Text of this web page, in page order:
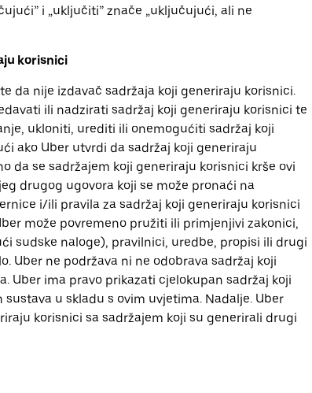
i „uključiti” znače „uključujući, ali ne
korisnici
da nije izdavač sadržaja koji generiraju korisnici.
ili nadzirati sadržaj koji generiraju korisnici te
ukloniti, urediti ili onemogućiti sadržaj koji
ako Uber utvrdi da sadržaj koji generiraju
da se sadržajem koji generiraju korisnici krše ovi
drugog ugovora koji se može pronaći na
i/ili pravila za sadržaj koji generiraju korisnici
može povremeno pružiti ili primjenjivi zakonici,
sudske naloge), pravilnici, uredbe, propisi ili drugi
Uber ne podržava ni ne odobrava sadržaj koji
Uber ima pravo prikazati cjelokupan sadržaj koji
u skladu s ovim uvjetima. Nadalje. Uber
korisnici sa sadržajem koji su generirali drugi